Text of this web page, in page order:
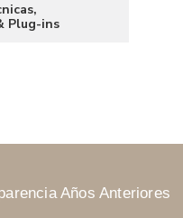
Plug-ins
Años Anteriores